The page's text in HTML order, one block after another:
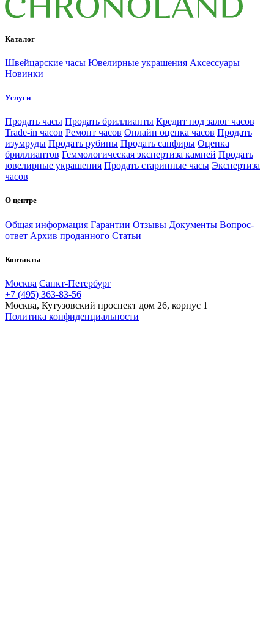
Каталог
Швейцарские часы Ювелирные украшения Аксессуары
Новинки
Услуги
Продать часы Продать бриллианты Кредит под залог часов
Trade-in часов Ремонт часов Онлайн оценка часов Продать
изумруды Продать рубины Продать сапфиры Оценка
бриллиантов Геммологическая экспертиза камней Продать
ювелирные украшения Продать старинные часы Экспертиза
часов
О центре
Общая информация Гарантии Отзывы Документы Вопрос-
ответ Архив проданного Статьи
Контакты
Москва Санкт-Петербург
+7 (495) 363-83-56
Москва, Кутузовский проспект дом 26, корпус 1
Политика конфиденциальности